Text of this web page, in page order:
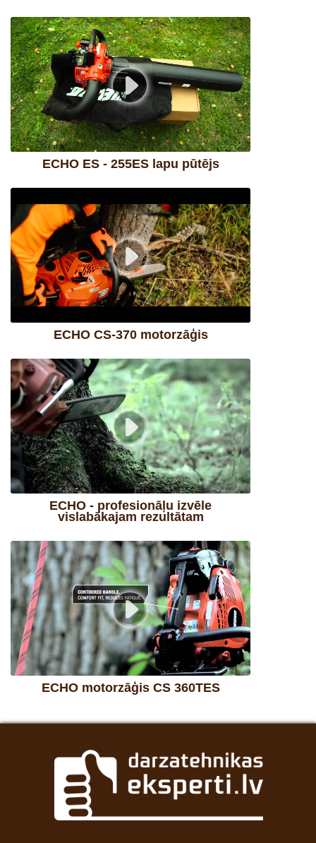
ECHO ES - 255ES lapu pūtējs
ECHO CS-370 motorzāģis
ECHO - profesionāļu izvēle
vislabākajam rezultātam
ECHO motorzāģis CS 360TES